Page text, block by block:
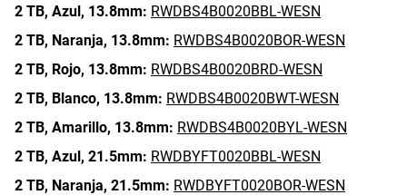
2 TB, Azul, 13.8mm: RWDBS4B0020BBL-WESN
2 TB, Naranja, 13.8mm: RWDBS4B0020BOR-WESN
2 TB, Rojo, 13.8mm: RWDBS4B0020BRD-WESN
2 TB, Blanco, 13.8mm: RWDBS4B0020BWT-WESN
2 TB, Amarillo, 13.8mm: RWDBS4B0020BYL-WESN
2 TB, Azul, 21.5mm: RWDBYFT0020BBL-WESN
2 TB, Naranja, 21.5mm: RWDBYFT0020BOR-WESN